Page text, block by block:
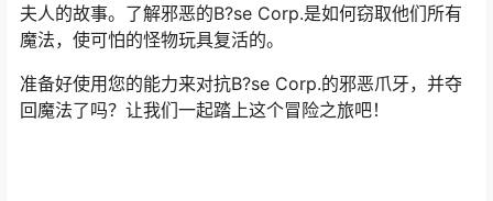
夫人的故事。了解邪恶的B?se Corp.是如何窃取他们所有
魔法，使可怕的怪物玩具复活的。
准备好使用您的能力来对抗B?se Corp.的邪恶爪牙，并夺
回魔法了吗？让我们一起踏上这个冒险之旅吧！